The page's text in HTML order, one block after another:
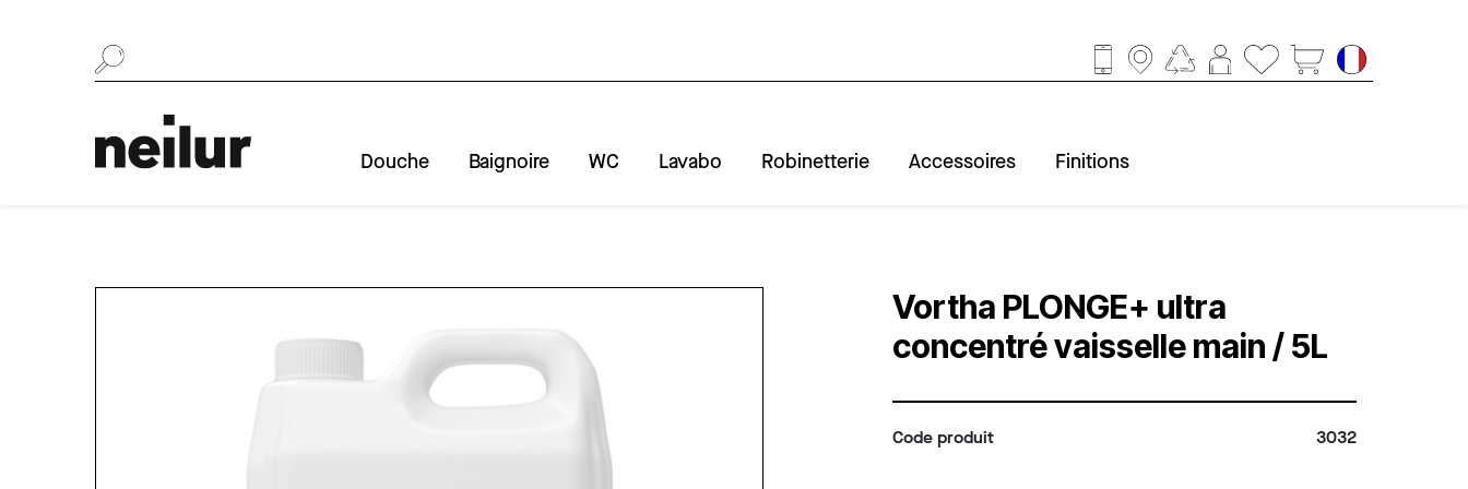
Douche
Douche
Baignoire
Baignoire
WC
WC
Lavabo
Lavabo
Robinetterie
Robinetterie
Accessoires
Accessoires
Finitions
Finitions
Vortha PLONGE+ ultra
concentré vaisselle main / 5L
Code produit 3032